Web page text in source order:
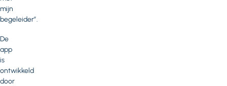
mijn
begeleider”.
De
app
is
ontwikkeld
door